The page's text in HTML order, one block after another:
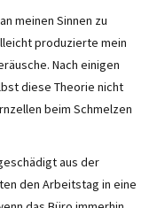
meinen Sinnen zu
produzierte mein
Nach einigen
diese Theorie nicht
beim Schmelzen
aus der
den Arbeitstag in eine